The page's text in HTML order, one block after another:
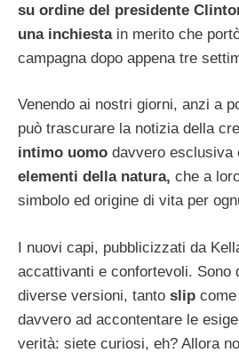
su ordine del presidente
una inchiesta in merito che
campagna dopo appena tre
Venendo ai nostri giorni, anzi a
può trascurare la notizia della
intimo uomo davvero esclusiva
elementi della natura, che a
simbolo ed origine di vita per
I nuovi capi, pubblicizzati da
accattivanti e confortevoli. Sono
diverse versioni, tanto slip come
davvero ad accontentare le
verità: siete curiosi, eh? Allora